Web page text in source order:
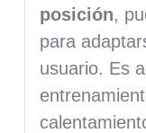
posición,
para
usuario. Es